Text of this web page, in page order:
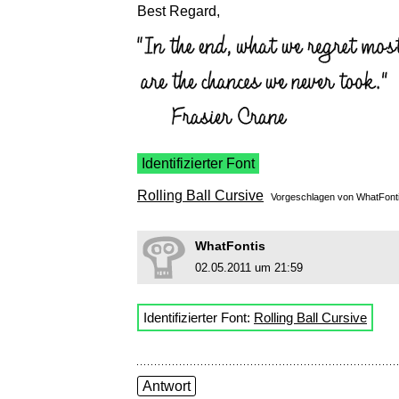
Best Regard,
Identifizierter Font
Rolling Ball Cursive Vorgeschlagen von
WhatFontis
02.05.2011 um 21:59
Identifizierter Font: Rolling Ball Cursive
Antwort